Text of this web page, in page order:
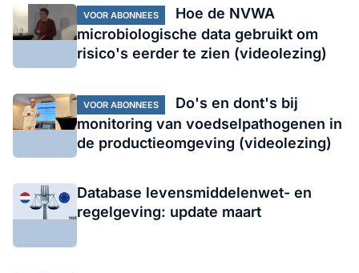
VOOR ABONNEES
Hoe de NVWA
microbiologische data gebruikt om
risico's eerder te zien (videolezing)
VOOR ABONNEES
Do's en dont's bij
monitoring van voedselpathogenen in
de productieomgeving (videolezing)
Database levensmiddelenwet- en
regelgeving: update maart